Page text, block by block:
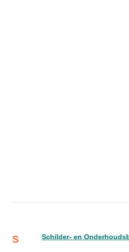
S Schilder- en